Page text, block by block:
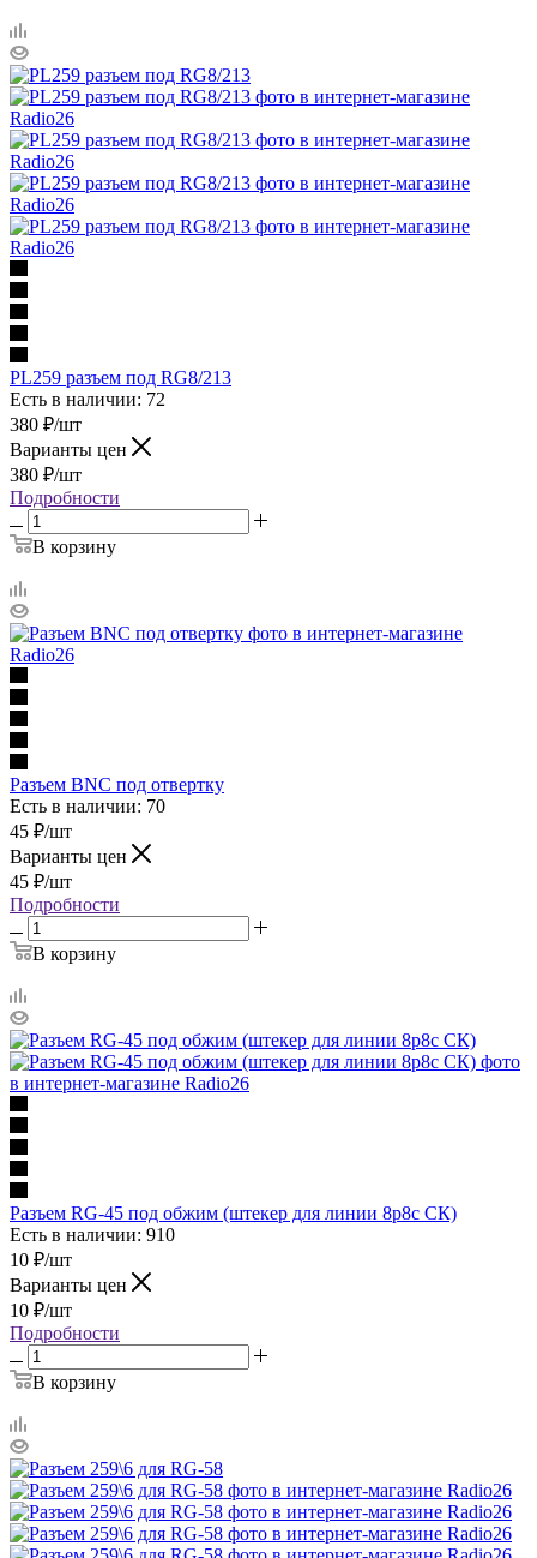
PL259 разъем под RG8/213
Есть в наличии: 72
380 ₽/шт
Варианты цен
380 ₽/шт
Подробности
В корзину
Разъем BNC под отвертку
Есть в наличии: 70
45 ₽/шт
Варианты цен
45 ₽/шт
Подробности
В корзину
Разъем RG-45 под обжим (штекер для линии 8р8с СК)
Есть в наличии: 910
10 ₽/шт
Варианты цен
10 ₽/шт
Подробности
В корзину